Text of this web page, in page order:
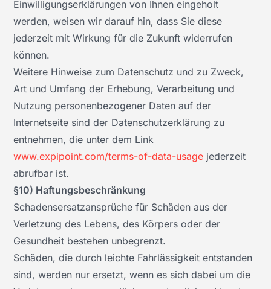
Einwilligungserklärungen von Ihnen eingeholt
werden, weisen wir darauf hin, dass Sie diese
jederzeit mit Wirkung für die Zukunft widerrufen
können.
Weitere Hinweise zum Datenschutz und zu Zweck,
Art und Umfang der Erhebung, Verarbeitung und
Nutzung personenbezogener Daten auf der
Internetseite sind der Datenschutzerklärung zu
entnehmen, die unter dem Link
www.expipoint.com/terms-of-data-usage jederzeit
abrufbar ist.
§10) Haftungsbeschränkung
Schadensersatzansprüche für Schäden aus der
Verletzung des Lebens, des Körpers oder der
Gesundheit bestehen unbegrenzt.
Schäden, die durch leichte Fahrlässigkeit entstanden
sind, werden nur ersetzt, wenn es sich dabei um die